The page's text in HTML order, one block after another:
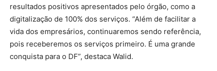
resultados positivos apresentados pelo órgão, como a
digitalização de 100% dos serviços. “Além de facilitar a
vida dos empresários, continuaremos sendo referência,
pois receberemos os serviços primeiro. É uma grande
conquista para o DF”, destaca Walid.